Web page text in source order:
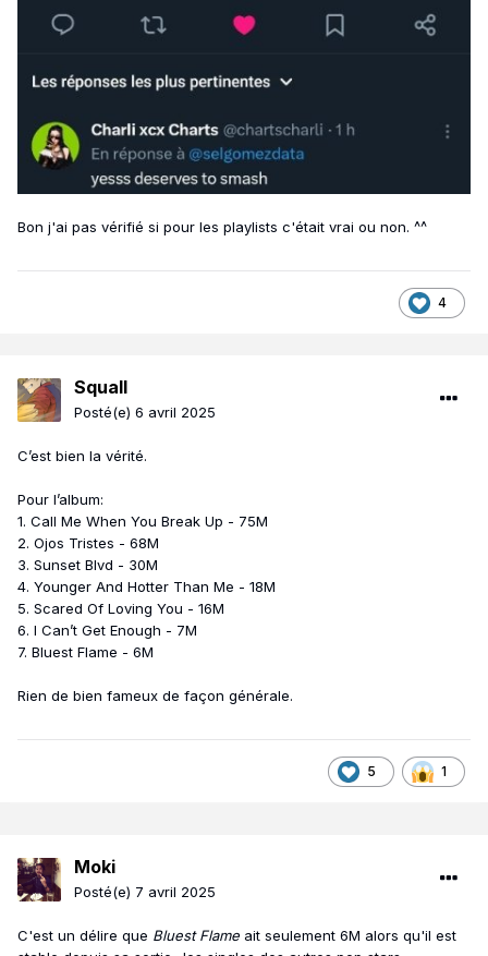
Bon j'ai pas vérifié si pour les playlists c'était vrai ou non. ^^
4
Squall
Posté(e) 6 avril 2025
C’est bien la vérité.
Pour l’album:
1. Call Me When You Break Up - 75M
2. Ojos Tristes - 68M
3. Sunset Blvd - 30M
4. Younger And Hotter Than Me - 18M
5. Scared Of Loving You - 16M
6. I Can’t Get Enough - 7M
7. Bluest Flame - 6M
Rien de bien fameux de façon générale.
5 1
Moki
Posté(e) 7 avril 2025
C'est un délire que Bluest Flame ait seulement 6M alors qu'il est